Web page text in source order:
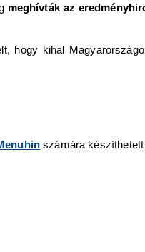
meghívták az
hogy kihal
számára készíthetett